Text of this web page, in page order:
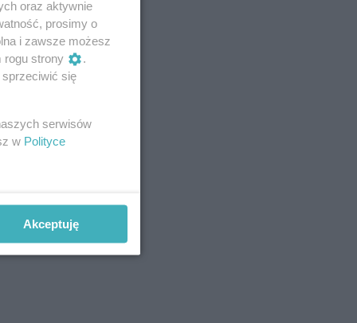
oraz aktywnie
prosimy o
i zawsze możesz
rogu strony
.
się
serwisów
w Polityce
Akceptuję